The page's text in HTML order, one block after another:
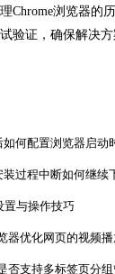
Chrome浏览器的
验证，确保解决
过程中断如何继续
置与操作技巧
器优化网页的视频
否支持多标签页分组